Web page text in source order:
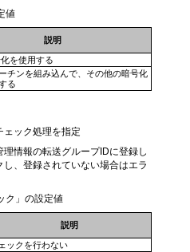
値
説明
を使用する
チンを組み込んで、その他の暗号化
る
ェック処理を指定
情報の転送グループIDに登録し
、登録されていない場合はエラ
ク」の設定値
説明
ックを行わない